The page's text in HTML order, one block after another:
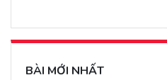
BÀI MỚI NHẤT